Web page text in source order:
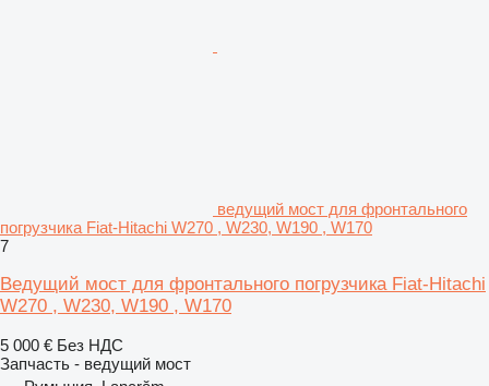
ведущий мост для фронтального
погрузчика Fiat-Hitachi W270 , W230, W190 , W170
7
Ведущий мост для фронтального погрузчика Fiat-Hitachi
W270 , W230, W190 , W170
5 000 € Без НДС
Запчасть - ведущий мост